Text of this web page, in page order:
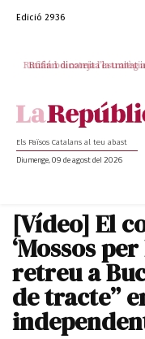
Edició 2936
Rufián dinamita la unitat
Els Països Catalans al teu abast
Diumenge, 09 de agost del 2026
[Vídeo] El
‘Mossos
retreu a
de tracte”